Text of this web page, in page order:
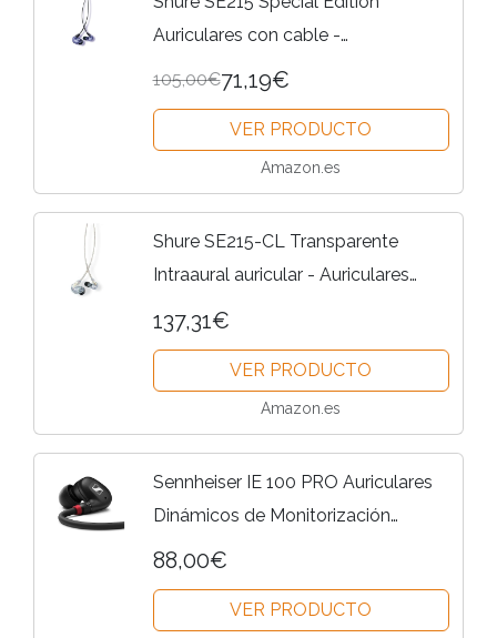
Auriculares con cable -
profesionales con aislamiento de
profundos, microcontrolador
105,00€71,19€
VER PRODUCTO
Amazon.es
Shure SE215-CL Transparente
Intraaural auricular - Auriculares
(Intraaural, Alámbrico, 22 - 17500 Hz,
137,31€
VER PRODUCTO
Amazon.es
Sennheiser IE 100 PRO Auriculares
Dinámicos de Monitorización
Intraurales, Negro
88,00€
VER PRODUCTO